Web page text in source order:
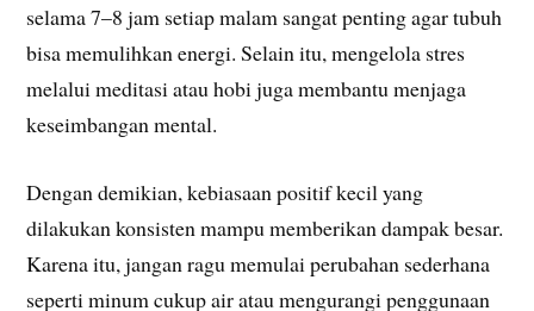
selama 7–8 jam setiap malam sangat penting agar tubuh
bisa memulihkan energi. Selain itu, mengelola stres
melalui meditasi atau hobi juga membantu menjaga
keseimbangan mental.
Dengan demikian, kebiasaan positif kecil yang
dilakukan konsisten mampu memberikan dampak besar.
Karena itu, jangan ragu memulai perubahan sederhana
seperti minum cukup air atau mengurangi penggunaan